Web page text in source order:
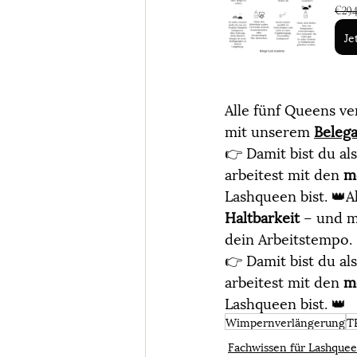
Alle fünf Queens
mit unserem
👉 Damit bist du
arbeitest mit den
Lashqueen bist.
Haltbarkeit – und
dein Arbeitstempo.
👉 Damit bist du
arbeitest mit den
Lashqueen bist. 👑
Wimpernverlängerung
Fachwissen für